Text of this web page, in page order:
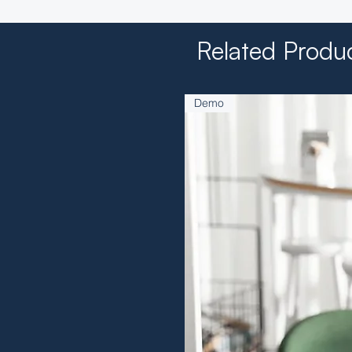
Related
Demo